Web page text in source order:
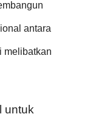
antara
melibatkan
untuk